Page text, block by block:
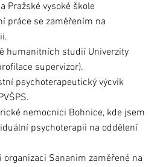
Pražské vysoké škole
práce se zaměřením na
humanitních studií Univerzity
supervizor).
psychoterapeutický výcvik
nemocnici Bohnice, kde jsem
psychoterapii na oddělení
Sananim zaměřené na